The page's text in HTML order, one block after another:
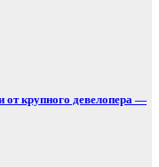
от крупного девелопера —